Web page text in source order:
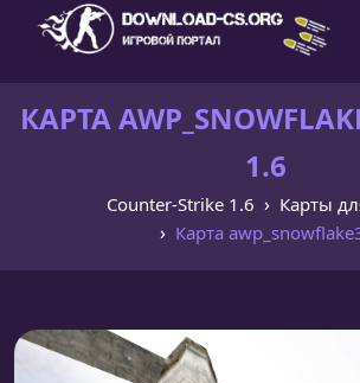
КАРТА
1.6
Counter-Strike 1.6
Карты
Карта